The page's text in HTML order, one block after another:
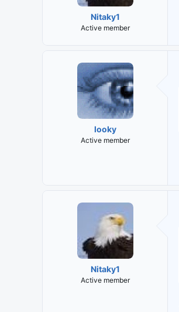
Nitaky1
Active member
looky
Active member
Nitaky1
Active member